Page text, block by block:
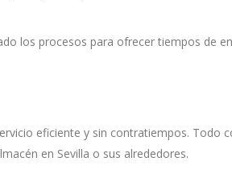
los procesos para ofrecer tiempos de
eficiente y sin contratiempos. Todo
en Sevilla o sus alrededores.